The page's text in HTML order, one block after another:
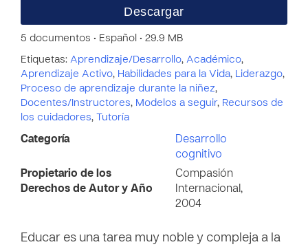
Descargar
5 documentos • Español • 29.9 MB
Etiquetas: Aprendizaje/Desarrollo, Académico,
Aprendizaje Activo, Habilidades para la Vida, Liderazgo,
Proceso de aprendizaje durante la niñez,
Docentes/Instructores, Modelos a seguir, Recursos de
los cuidadores, Tutoría
Categoría
Desarrollo
cognitivo
Propietario de los
Derechos de Autor y Año
Compasión
Internacional,
2004
Educar es una tarea muy noble y compleja a la